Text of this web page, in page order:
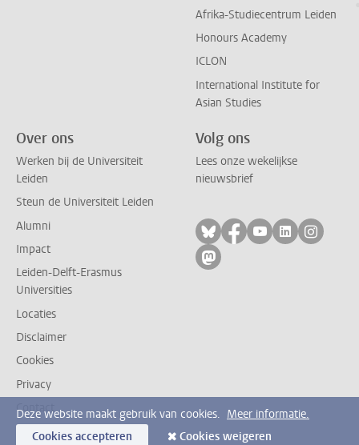
Afrika-Studiecentrum Leiden
Honours Academy
ICLON
International Institute for
Asian Studies
Over ons
Werken bij de Universiteit
Leiden
Steun de Universiteit Leiden
Alumni
Impact
Leiden-Delft-Erasmus
Universities
Locaties
Disclaimer
Cookies
Privacy
Contact
Volg ons
Lees onze wekelijkse
nieuwsbrief
Volg ons op bluesky
Volg ons op
Volg ons op
Volg ons
Volg
Volg ons op mastodon
Deze website maakt gebruik van cookies. Meer informatie.
Cookies accepteren
Cookies weigeren